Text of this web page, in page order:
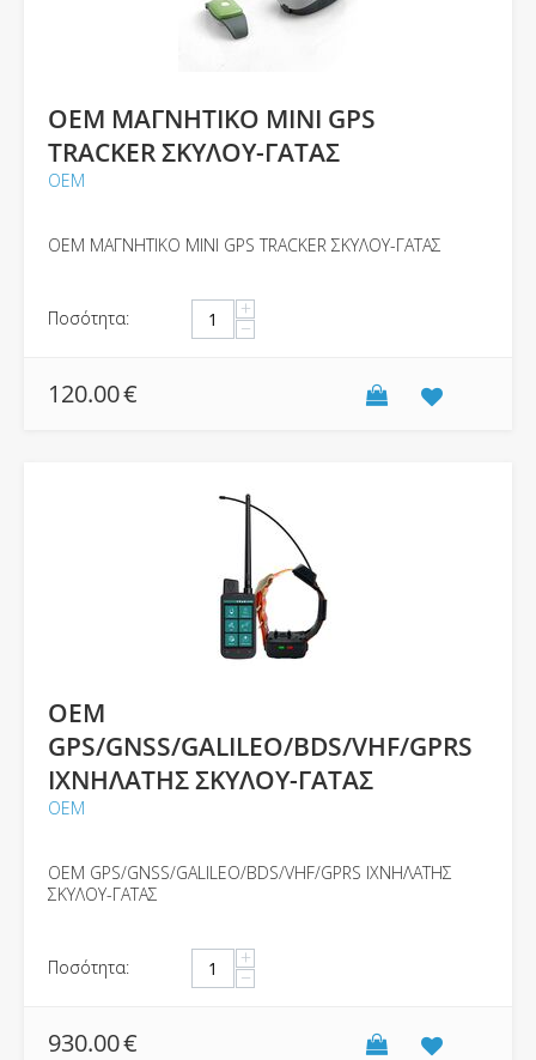
OEM ΜΑΓΝΗΤΙΚΟ MINI GPS
TRACKER ΣΚΥΛΟΥ-ΓΑΤΑΣ
ΟΕΜ
OEM ΜΑΓΝΗΤΙΚΟ MINI GPS TRACKER ΣΚΥΛΟΥ-ΓΑΤΑΣ
Ποσότητα: +
−
120.00€
OEM
GPS/GNSS/GALILEO/BDS/VHF/GPRS
ΙΧΝΗΛΑΤΗΣ ΣΚΥΛΟΥ-ΓΑΤΑΣ
ΟΕΜ
OEM GPS/GNSS/GALILEO/BDS/VHF/GPRS ΙΧΝΗΛΑΤΗΣ
ΣΚΥΛΟΥ-ΓΑΤΑΣ
Ποσότητα: +
−
930.00€